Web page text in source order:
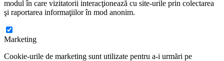
modul în care vizitatorii interacţionează cu site-urile prin colectarea
şi raportarea informaţiilor în mod anonim.
Marketing
Cookie-urile de marketing sunt utilizate pentru a-i urmări pe